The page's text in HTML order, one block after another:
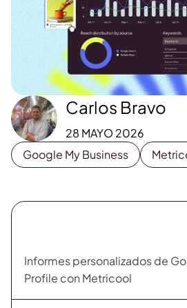
Carlos Bravo
28 MAYO 2026
Google My Business
Informes personalizados de
Profile con Metricool